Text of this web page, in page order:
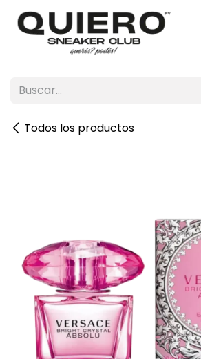
Ir al contenido
Todos los productos